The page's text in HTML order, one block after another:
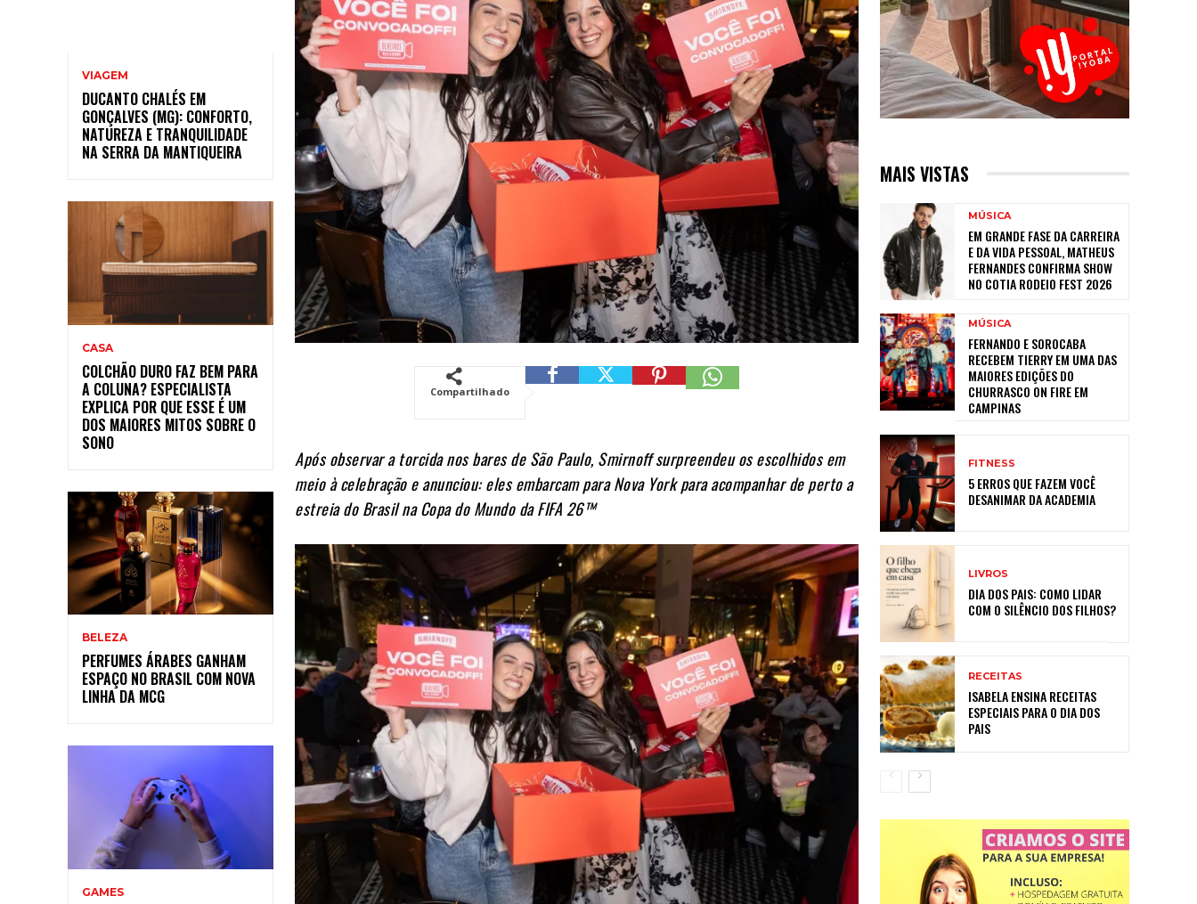
VIAGEM
DUCANTO CHALÉS EM
GONÇALVES (MG): CONFORTO,
NATUREZA E TRANQUILIDADE
NA SERRA DA MANTIQUEIRA
CASA
COLCHÃO DURO FAZ BEM PARA
A COLUNA? ESPECIALISTA
EXPLICA POR QUE ESSE É UM
DOS MAIORES MITOS SOBRE O
SONO
BELEZA
PERFUMES ÁRABES GANHAM
ESPAÇO NO BRASIL COM NOVA
LINHA DA MCG
GAMES
Compartilhado
Após observar a torcida nos bares de São Paulo, Smirnoff surpreendeu os escolhidos em
meio à celebração e anunciou: eles embarcam para Nova York para acompanhar de perto a
estreia do Brasil na Copa do Mundo da FIFA 26™
MAIS VISTAS
MÚSICA
EM GRANDE FASE DA CARREIRA
E DA VIDA PESSOAL, MATHEUS
FERNANDES CONFIRMA SHOW
NO COTIA RODEIO FEST 2026
MÚSICA
FERNANDO E SOROCABA
RECEBEM TIERRY EM UMA DAS
MAIORES EDIÇÕES DO
CHURRASCO ON FIRE EM
CAMPINAS
FITNESS
5 ERROS QUE FAZEM VOCÊ
DESANIMAR DA ACADEMIA
LIVROS
DIA DOS PAIS: COMO LIDAR
COM O SILÊNCIO DOS FILHOS?
RECEITAS
ISABELA ENSINA RECEITAS
ESPECIAIS PARA O DIA DOS
PAIS